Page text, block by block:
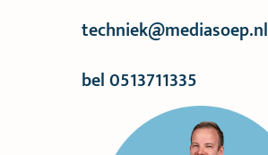
techniek@mediasoep.nl
bel 0513711335